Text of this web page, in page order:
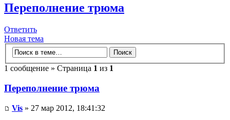
Переполнение трюма
Ответить
Новая тема
1 сообщение » Страница 1 из 1
Переполнение трюма
Vis » 27 мар 2012, 18:41:32